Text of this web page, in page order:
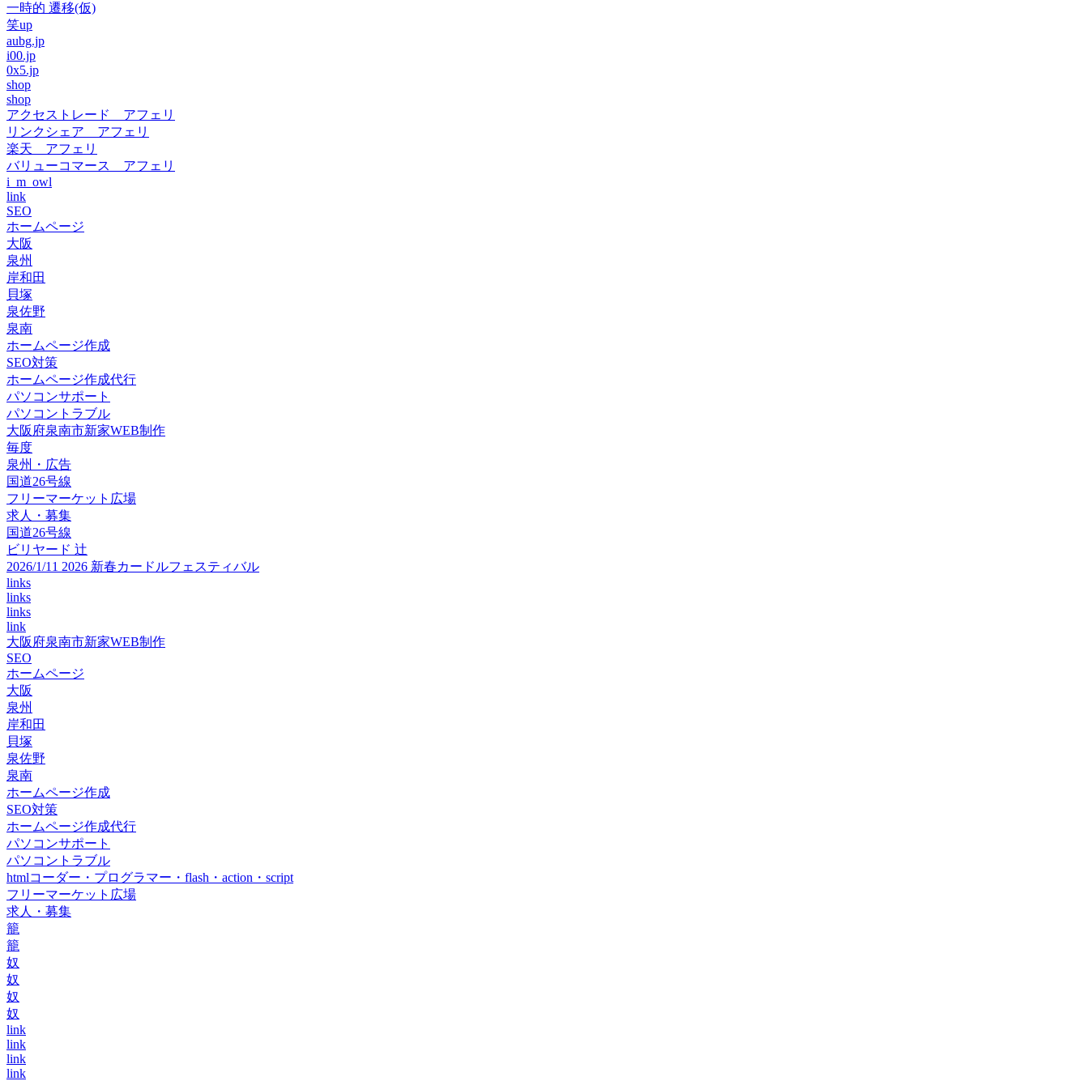
一時的 遷移(仮)
笑up
aubg.jp
i00.jp
0x5.jp
shop
shop
アクセストレード アフェリ
リンクシェア アフェリ
楽天 アフェリ
バリューコマース アフェリ
i_m_owl
link
SEO
ホームページ
大阪
泉州
岸和田
貝塚
泉佐野
泉南
ホームページ作成
SEO対策
ホームページ作成代行
パソコンサポート
パソコントラブル
大阪府泉南市新家WEB制作
毎度
泉州・広告
国道26号線
フリーマーケット広場
求人・募集
国道26号線
ビリヤード 辻
2026/1/11 2026 新春カードルフェスティバル
links
links
links
link
大阪府泉南市新家WEB制作
SEO
ホームページ
大阪
泉州
岸和田
貝塚
泉佐野
泉南
ホームページ作成
SEO対策
ホームページ作成代行
パソコンサポート
パソコントラブル
htmlコーダー・プログラマー・flash・action・script
フリーマーケット広場
求人・募集
籠
籠
奴
奴
奴
奴
link
link
link
link